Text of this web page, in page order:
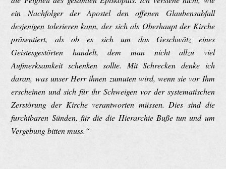
ein Nachfolger der Apostel den offenen Glaubensabfall
desjenigen tolerieren kann, der sich als Oberhaupt der Kirche
präsentiert, als ob es sich um das Geschwätz eines
Geistesgestörten handelt, dem man nicht allzu viel
Aufmerksamkeit schenken sollte. Mit Schrecken denke ich
daran, was unser Herr ihnen zumuten wird, wenn sie vor Ihm
erscheinen und sich für ihr Schweigen vor der systematischen
Zerstörung der Kirche verantworten müssen. Dies sind die
furchtbaren Sünden, für die die Hierarchie Buße tun und um
Vergebung bitten muss.“